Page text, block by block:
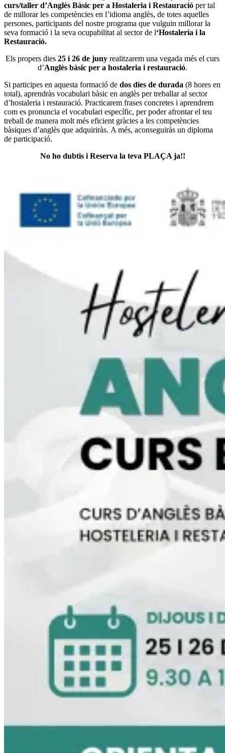
curs/taller d’Anglès Bàsic per a Hostaleria i Restauració per tal
de millorar les competències en l’idioma anglès, de totes aquelles
persones, participants del nostre programa que vulguin millorar la
seva formació i la seva ocupabilitat al sector de l‘Hostaleria i la
Restauració.
Els propers dies 25 i 26 de juny realitzarem una vegada més el curs
d’Anglès bàsic per a hostaleria i restauració.
Si participes en aquesta formació de dos dies de durada (8 hores en
total), aprendràs vocabulari bàsic en anglès per treballar al sector
d’hostaleria i restauració. Practicarem frases concretes i aprendrem
com es pronuncia el vocabulari específic, per poder afrontar el teu
treball de manera molt més eficient gràcies a les competències
bàsiques d’anglès que adquiriràs. A més, aconseguiràs un diploma
de participació.
No ho dubtis i Reserva la teva PLAÇA ja!!